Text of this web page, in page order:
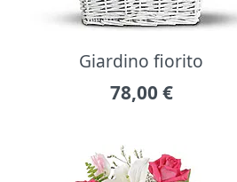
Giardino fiorito
78,00 €